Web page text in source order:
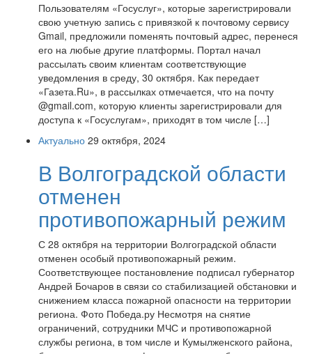
Пользователям «Госуслуг», которые зарегистрировали
свою учетную запись с привязкой к почтовому сервису
Gmail, предложили поменять почтовый адрес, перенеся
его на любые другие платформы. Портал начал
рассылать своим клиентам соответствующие
уведомления в среду, 30 октября. Как передает
«Газета.Ru», в рассылках отмечается, что на почту
@gmail.com, которую клиенты зарегистрировали для
доступа к «Госуслугам», приходят в том числе […]
Актуально 29 октября, 2024
В Волгоградской области
отменен
противопожарный режим
С 28 октября на территории Волгоградской области
отменен особый противопожарный режим.
Соответствующее постановление подписал губернатор
Андрей Бочаров в связи со стабилизацией обстановки и
снижением класса пожарной опасности на территории
региона. Фото Победа.ру Несмотря на снятие
ограничений, сотрудники МЧС и противопожарной
службы региона, в том числе и Кумылженского района,